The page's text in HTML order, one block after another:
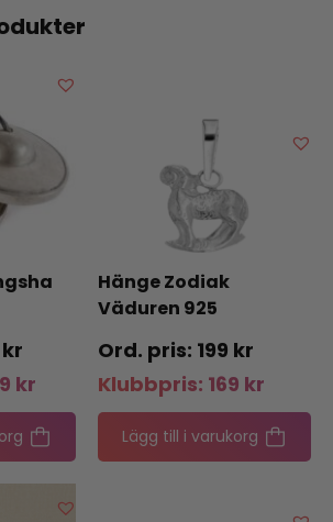
kr
kr
Hänge Zodiak
Väduren 925
199 kr
Klubbpris: 169 kr
Lägg till i varukorg